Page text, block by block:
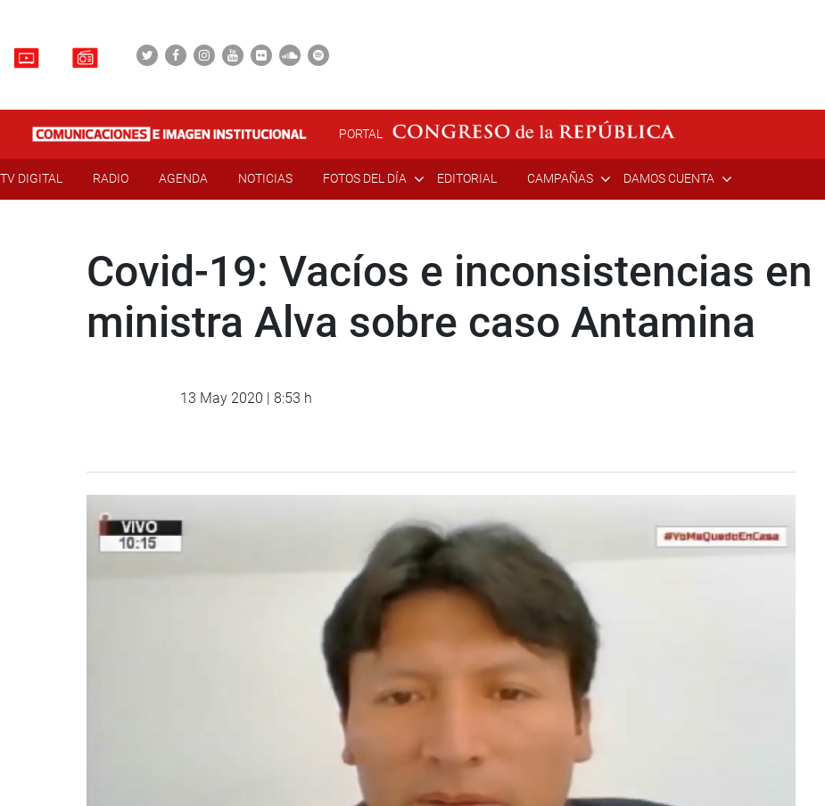
PORTAL
TV DIGITAL RADIO AGENDA NOTICIAS FOTOS DEL DÍA EDITORIAL CAMPAÑAS DAMOS CUENTA
Covid-19: Vacíos e inconsistencias
ministra Alva sobre caso Antamina
13 May 2020 | 8:53 h